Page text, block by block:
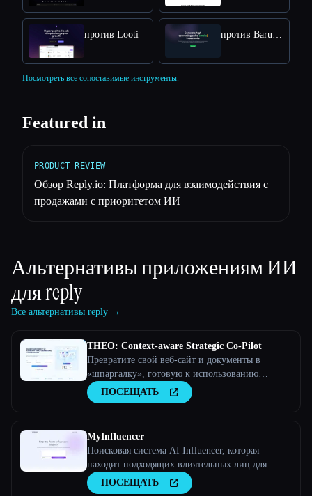
против Looti против BaruaAI
Посмотреть все сопоставимые инструменты.
Featured in
PRODUCT REVIEW
Обзор Reply.io: Платформа для взаимодействия с
продажами с приоритетом ИИ
Альтернативы приложениям ИИ
дляreply
Все альтернативы reply →
THEO: Context-aware Strategic Co-Pilot
Превратите свой веб-сайт и документы в
«шпаргалку», готовую к использованию
искусственного интеллекта, и ваш помощник
по искусственному интеллекту станет
ПОСЕЩАТЬ
MyInfluencer
Поисковая система AI Influencer, которая
находит подходящих влиятельных лиц для
любого бизнеса
ПОСЕЩАТЬ